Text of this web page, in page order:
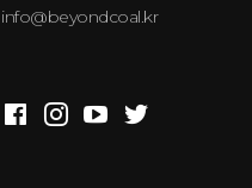
info@beyondcoal.kr